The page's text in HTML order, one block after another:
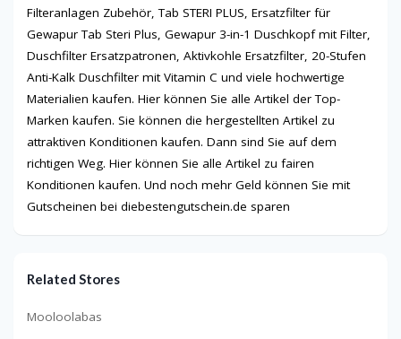
Filteranlagen Zubehör, Tab STERI PLUS, Ersatzfilter für
Gewapur Tab Steri Plus, Gewapur 3-in-1 Duschkopf mit Filter,
Duschfilter Ersatzpatronen, Aktivkohle Ersatzfilter, 20-Stufen
Anti-Kalk Duschfilter mit Vitamin C und viele hochwertige
Materialien kaufen. Hier können Sie alle Artikel der Top-
Marken kaufen. Sie können die hergestellten Artikel zu
attraktiven Konditionen kaufen. Dann sind Sie auf dem
richtigen Weg. Hier können Sie alle Artikel zu fairen
Konditionen kaufen. Und noch mehr Geld können Sie mit
Gutscheinen bei diebestengutschein.de sparen
Related Stores
Mooloolabas